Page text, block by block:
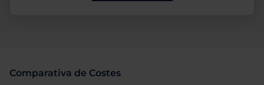
Comparativa de Costes